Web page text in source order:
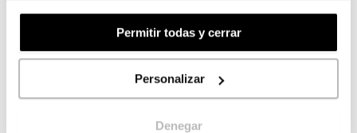
Permitir todas y cerrar
Personalizar
Denegar